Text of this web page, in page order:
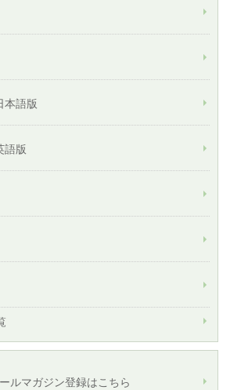
本語版
語版
ルマガジン登録はこちら